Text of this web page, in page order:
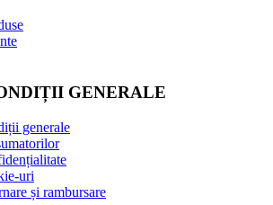
GENERALE
generale
uri
și rambursare